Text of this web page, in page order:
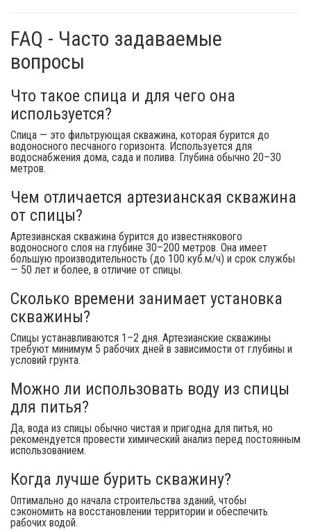
FAQ - Часто задаваемые
вопросы
Что такое спица и для чего она
используется?
Спица — это фильтрующая скважина, которая бурится до
водоносного песчаного горизонта. Используется для
водоснабжения дома, сада и полива. Глубина обычно 20–30
метров.
Чем отличается артезианская скважина
от спицы?
Артезианская скважина бурится до известнякового
водоносного слоя на глубине 30–200 метров. Она имеет
большую производительность (до 100 куб.м/ч) и срок службы
— 50 лет и более, в отличие от спицы.
Сколько времени занимает установка
скважины?
Спицы устанавливаются 1–2 дня. Артезианские скважины
требуют минимум 5 рабочих дней в зависимости от глубины и
условий грунта.
Можно ли использовать воду из спицы
для питья?
Да, вода из спицы обычно чистая и пригодна для питья, но
рекомендуется провести химический анализ перед постоянным
использованием.
Когда лучше бурить скважину?
Оптимально до начала строительства зданий, чтобы
сэкономить на восстановлении территории и обеспечить
рабочих водой.